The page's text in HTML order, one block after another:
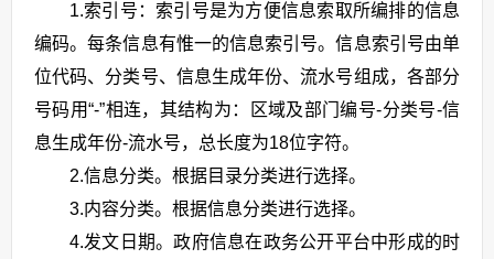
1.索引号：索引号是为方便信息索取所编排的信息
编码。每条信息有惟一的信息索引号。信息索引号由单
位代码、分类号、信息生成年份、流水号组成，各部分
号码用“-”相连，其结构为：区域及部门编号-分类号-信
息生成年份-流水号，总长度为18位字符。
2.信息分类。根据目录分类进行选择。
3.内容分类。根据信息分类进行选择。
4.发文日期。政府信息在政务公开平台中形成的时